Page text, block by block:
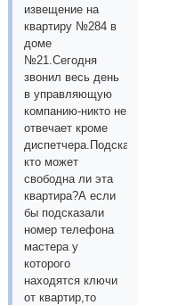
извещение на
квартиру №284 в
доме
№21.Сегодня
звонил весь день
в управляющую
компанию-никто не
отвечает кроме
диспетчера.Подскажите
кто может
свободна ли эта
квартира?А если
бы подсказали
номер телефона
мастера у
которого
находятся ключи
от квартир,то